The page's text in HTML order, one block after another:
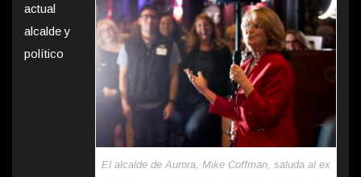
El alcalde de Aurora, Mike Coffman, saluda al ex
actual
alcalde y
político